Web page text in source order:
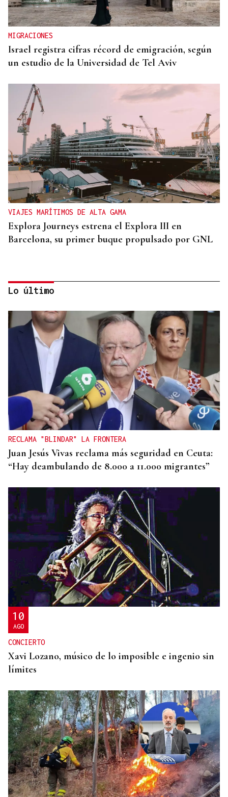
MIGRACIONES
Israel registra cifras récord de emigración, según
un estudio de la Universidad de Tel Aviv
VIAJES MARÍTIMOS DE ALTA GAMA
Explora Journeys estrena el Explora III en
Barcelona, su primer buque propulsado por GNL
ASESINÓ A SU ABUELO
Un tiroteo escolar en Tailandia deja al menos 6
muertos y 15 heridos
Lo último
RECLAMA "BLINDAR" LA FRONTERA
Juan Jesús Vivas reclama más seguridad en Ceuta:
“Hay deambulando de 8.000 a 11.000 migrantes”
10
AGO
CONCIERTO
Xavi Lozano, músico de lo imposible e ingenio sin
límites